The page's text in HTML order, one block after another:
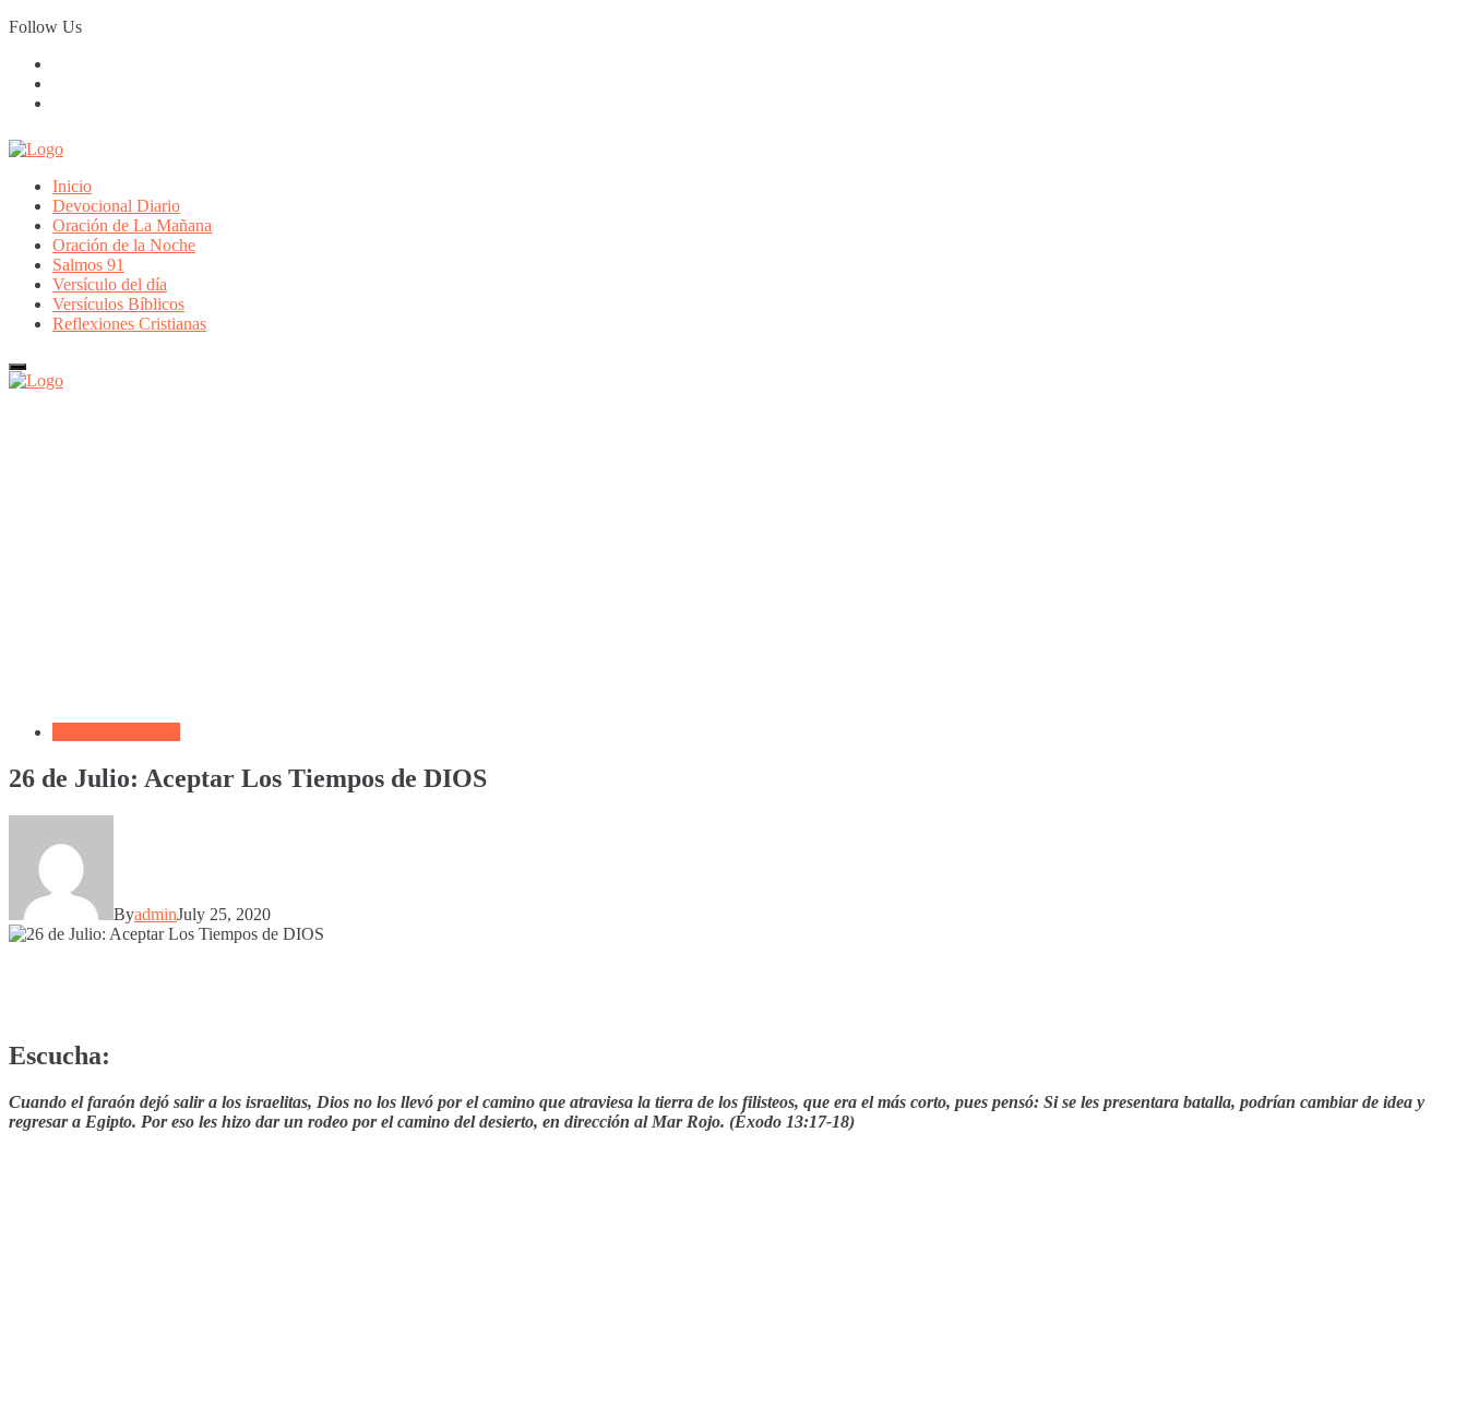
Skip
to
Follow Us
Inicio
Devocional Diario
Oración de La Mañana
Oración de la Noche
Salmos 91
Versículo del día
Versículos Bíblicos
Reflexiones Cristianas
26 de Julio: Aceptar Los Tiempos de DIOS
ByadminJuly 25, 2020
Escucha:
Cuando el faraón dejó salir a los israelitas, Dios no los llevó por el camino que atraviesa la tierra de los filisteos, que era el más corto, pues pensó: Si se les presentara batalla, podrían cambiar de idea y
regresar a Egipto. Por eso les hizo dar un rodeo por el camino del desierto, en dirección al Mar Rojo. (Éxodo 13:17-18)